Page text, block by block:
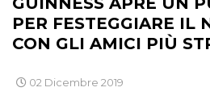
STRATEGIE
PER FESTEGGIARE IL
CON GLI AMICI PIÙ
02 Dicembre 2019